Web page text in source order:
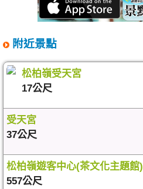
附近景點
松柏嶺受天宮
17公尺
受天宮
37公尺
松柏嶺遊客中心(茶文化主題館)
557公尺